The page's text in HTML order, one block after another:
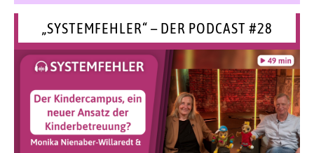
„SYSTEMFEHLER“ – DER PODCAST #28